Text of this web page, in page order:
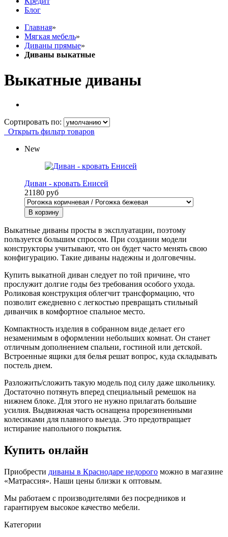
Блог
Главная»
Мягкая мебель»
Диваны прямые»
Диваны выкатные
Выкатные диваны
Сортировать по:
Открыть фильтр товаров
New
Диван - кровать Енисей
21180 руб
В корзину
Выкатные диваны просты в эксплуатации, поэтому
пользуется большим спросом. При создании модели
конструкторы учитывают, что он будет часто менять свою
конфигурацию. Такие диваны надежны и долговечны.
Купить выкатной диван следует по той причине, что
прослужит долгие годы без требования особого ухода.
Роликовая конструкция облегчит трансформацию, что
позволит ежедневно с легкостью превращать стильный
диванчик в комфортное спальное место.
Компактность изделия в собранном виде делает его
незаменимым в оформлении небольших комнат. Он станет
отличным дополнением спальни, гостиной или детской.
Встроенные ящики для белья решат вопрос, куда складывать
постель днем.
Разложить/сложить такую модель под силу даже школьнику.
Достаточно потянуть вперед специальный ремешок на
нижнем блоке. Для этого не нужно прилагать большие
усилия. Выдвижная часть оснащена прорезиненными
колесиками для плавного выезда. Это предотвращает
истирание напольного покрытия.
Купить онлайн
Приобрести диваны в Краснодаре недорого можно в магазине
«Матрассия». Наши цены близки к оптовым.
Мы работаем с производителями без посредников и
гарантируем высокое качество мебели.
Категории